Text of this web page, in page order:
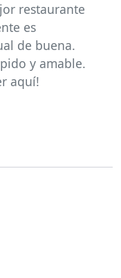
restaurante
es
de buena.
y amable.
aquí!